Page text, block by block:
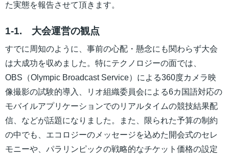
た実態を報告させて頂きます。
1-1. 大会運営の観点
すでに周知のように、事前の心配・懸念にも関わらず大会
は大成功を収めました。特にテクノロジーの面では、
OBS（Olympic Broadcast Service）による360度カメラ映
像撮影の試験的導入、リオ組織委員会による6カ国語対応の
モバイルアプリケーションでのリアルタイムの競技結果配
信、などが話題になりました。また、限られた予算の制約
の中でも、エコロジーのメッセージを込めた開会式のセレ
モニーや、パラリンピックの戦略的なチケット価格の設定